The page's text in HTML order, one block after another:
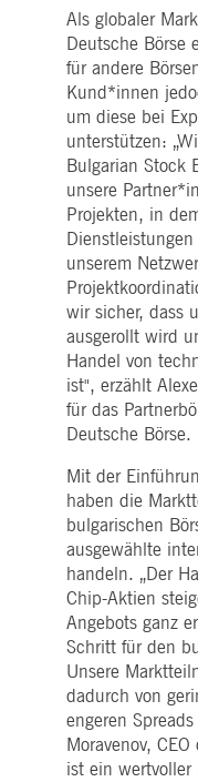
Als globaler
Deutsche Börse
für andere
Kund*innen
um diese bei
unterstützen:
Bulgarian Stock
unsere
Projekten, in
unserem
wir sicher, dass
ausgerollt wird
Handel von
ist", erzählt
für das
Deutsche Börse.
Mit der
haben die
bulgarischen
ausgewählte
handeln. „Der
Chip-Aktien
Angebots ganz
Schritt für den
Unsere
dadurch von
engeren
Moravenov,
ist ein wertvoller